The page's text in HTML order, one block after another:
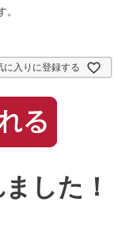
に入りに登録する
した！